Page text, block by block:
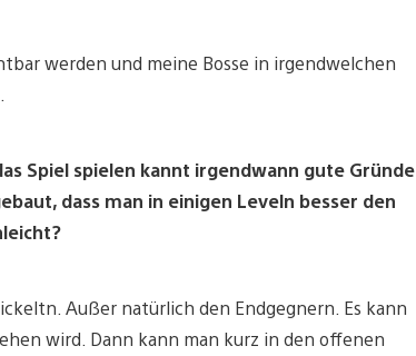
werden und meine Bosse in irgendwelchen
Spiel spielen kannt irgendwann gute Gründe
dass man in einigen Leveln besser den
Außer natürlich den Endgegnern. Es kann
wird. Dann kann man kurz in den offenen